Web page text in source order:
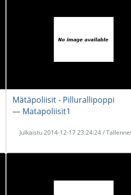
Mätäpoliisit - Pillurallipoppi
― Matapoliisit1
Julkaistu 2014-12-17 23:24:24 /